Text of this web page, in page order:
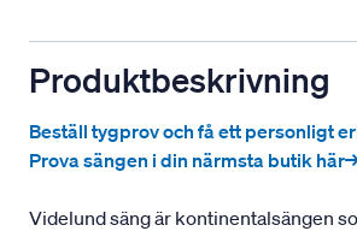
Produktbeskrivning
Beställ tygprov och få ett personligt
Prova sängen i din närmsta butik
Videlund säng är kontinentalsängen